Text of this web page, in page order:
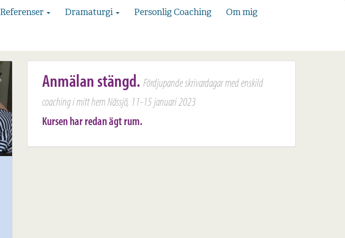
Referenser Dramaturgi Personlig Coaching Om mig
Anmälan stängd. Fördjupande skrivardagar med enskild
coaching i mitt hem Nässjö, 11-15 januari 2023
Kursen har redan ägt rum.